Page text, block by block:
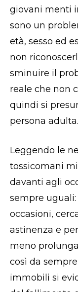
giovani menti
sono un
età, sesso ed
non
sminuire il
reale che non
quindi si
persona adulta.
Leggendo le
tossicomani
davanti agli
sempre
occasioni,
astinenza e
meno
così da
immobili si